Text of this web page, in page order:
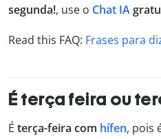
segunda!, use o Chat IA
Read this FAQ: Frases para
É terça feira ou
É terça-feira com hífen, pois